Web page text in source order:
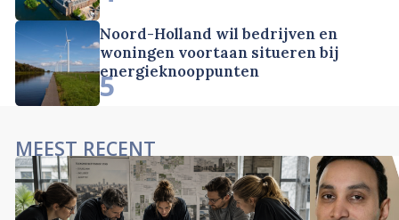
Noord-Holland wil bedrijven en
woningen voortaan situeren bij
energieknooppunten
5
MEEST RECENT